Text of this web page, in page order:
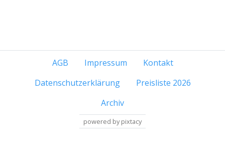
AGB Impressum
Kontakt
Datenschutzerklärung
Preisliste 2026
Archiv
powered by pixtacy